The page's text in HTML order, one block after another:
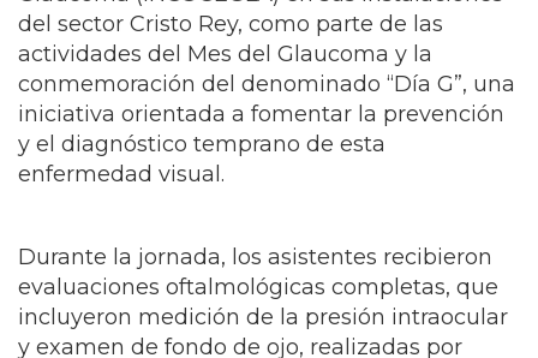
del sector Cristo Rey, como parte de las
actividades del Mes del Glaucoma y la
conmemoración del denominado “Día G”, una
iniciativa orientada a fomentar la prevención
y el diagnóstico temprano de esta
enfermedad visual.
Durante la jornada, los asistentes recibieron
evaluaciones oftalmológicas completas, que
incluyeron medición de la presión intraocular
y examen de fondo de ojo, realizadas por